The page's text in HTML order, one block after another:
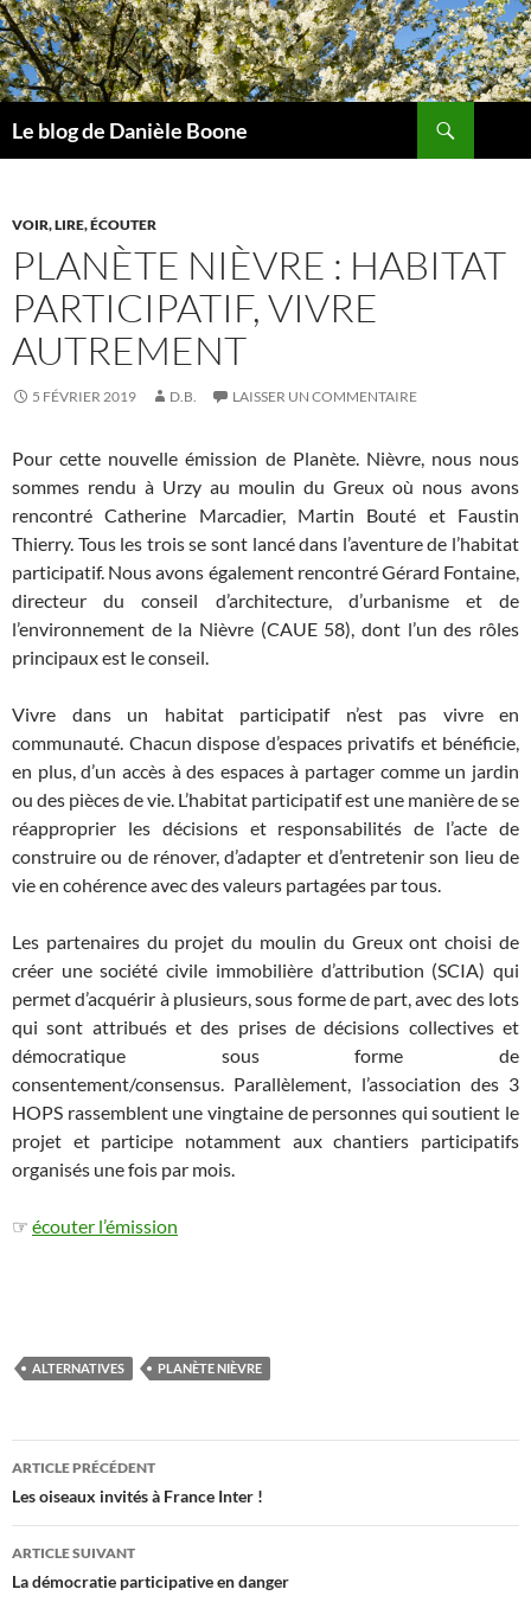
Aller
au
contenu
Le blog de Danièle Boone
VOIR, LIRE, ÉCOUTER
PLANÈTE NIÈVRE : HABITAT
PARTICIPATIF, VIVRE
AUTREMENT
5 FÉVRIER 2019 D.B. LAISSER UN COMMENTAIRE
Pour cette nouvelle émission de Planète. Nièvre, nous nous
sommes rendu à Urzy au moulin du Greux où nous avons
rencontré Catherine Marcadier, Martin Bouté et Faustin
Thierry. Tous les trois se sont lancé dans l’aventure de l’habitat
participatif. Nous avons également rencontré Gérard Fontaine,
directeur du conseil d’architecture, d’urbanisme et de
l’environnement de la Nièvre (CAUE 58), dont l’un des rôles
principaux est le conseil.
Vivre dans un habitat participatif n’est pas vivre en
communauté. Chacun dispose d’espaces privatifs et bénéficie,
en plus, d’un accès à des espaces à partager comme un jardin
ou des pièces de vie. L’habitat participatif est une manière de se
réapproprier les décisions et responsabilités de l’acte de
construire ou de rénover, d’adapter et d’entretenir son lieu de
vie en cohérence avec des valeurs partagées par tous.
Les partenaires du projet du moulin du Greux ont choisi de
créer une société civile immobilière d’attribution (SCIA) qui
permet d’acquérir à plusieurs, sous forme de part, avec des lots
qui sont attribués et des prises de décisions collectives et
démocratique sous forme de
consentement/consensus. Parallèlement, l’association des 3
HOPS rassemblent une vingtaine de personnes qui soutient le
projet et participe notamment aux chantiers participatifs
organisés une fois par mois.
☞ écouter l’émission
ALTERNATIVES PLANÈTE NIÈVRE
Navigation
des
articles
ARTICLE PRÉCÉDENT
Les oiseaux invités à France Inter !
ARTICLE SUIVANT
La démocratie participative en danger